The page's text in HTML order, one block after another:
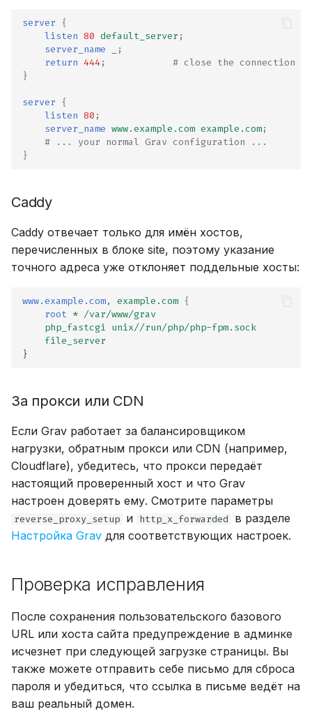
server {
listen 80 default_server ;
server_name
;
return 444;
# close the connection on
}
server {
listen 80 ;
server_name www.example.com example.com;
# ... your normal Grav configuration ...
}
Caddy
Caddy отвечает только для имён хостов,
перечисленных в блоке site, поэтому указание
точного адреса уже отклоняет поддельные хосты:
www.example.com, example.com {
root * /var/www/grav
php_fastcgi unix//run/php/php-fpm.sock
file_server
}
За прокси или CDN
Если Grav работает за балансировщиком
нагрузки, обратным прокси или CDN (например,
Cloudflare), убедитесь, что прокси передаёт
настоящий проверенный хост и что Grav
настроен доверять ему. Смотрите параметры
reverse_proxy_setup и http_x_forwarded
в разделе
Настройка Grav для соответствующих настроек.
Проверка исправления
После сохранения пользовательского базового
URL или хоста сайта предупреждение в админке
исчезнет при следующей загрузке страницы. Вы
также можете отправить себе письмо для сброса
пароля и убедиться, что ссылка в письме ведёт на
ваш реальный домен.